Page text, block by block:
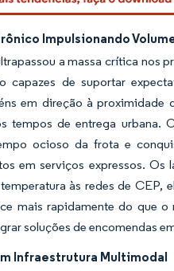
Impulsionando
a massa crítica nos
capazes de suportar
em direção à
tempos de entrega urbana.
ocioso da frota e
em serviços expressos. Os
às redes de CEP,
mais rapidamente do que
soluções de encomendas
Infraestrutura Multimodal